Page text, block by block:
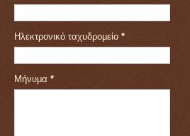
Ηλεκτρονικό ταχυδρομείο *
Μήνυμα *